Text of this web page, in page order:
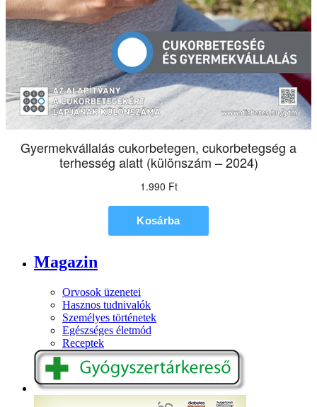
Magazin
Orvosok üzenetei
Hasznos tudnivalók
Személyes történetek
Egészséges életmód
Receptek